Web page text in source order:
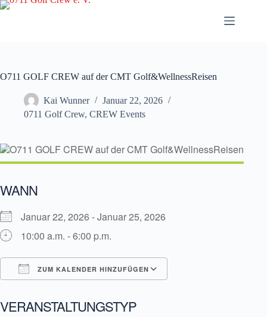
Zum
O711 GOLF CREW auf der CMT Golf&WellnessReisen
Kai Wunner
Januar 22, 2026
0711 Golf Crew, CREW Events
WANN
Januar 22, 2026 - Januar 25, 2026
10:00 a.m. - 6:00 p.m.
ZUM KALENDER HINZUFÜGEN
VERANSTALTUNGSTYP